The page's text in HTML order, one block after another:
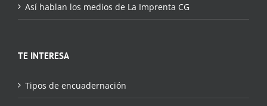
Así hablan los medios de La Imprenta CG
TE INTERESA
Tipos de encuadernación